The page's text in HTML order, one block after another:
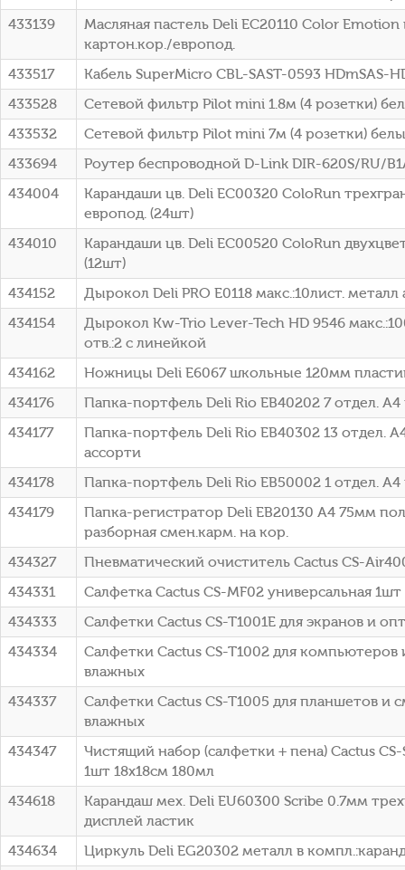
433139
Масляная пастель Deli EC20110 Color
картон.кор./европод.
433517
Кабель SuperMicro CBL-SAST-0593 HDmSAS-
433528
Сетевой фильтр Pilot mini 1.8м (4 розетки)
433532
Сетевой фильтр Pilot mini 7м (4 розетки)
433694
Роутер беспроводной D-Link DIR-620S/RU/
434004
Карандаши цв. Deli EC00320 ColoRun
европод. (24шт)
434010
Карандаши цв. Deli EC00520 ColoRun
(12шт)
434152
Дырокол Deli PRO E0118 макс.:10лист.
434154
Дырокол Kw-Trio Lever-Tech HD 9546
отв.:2 с линейкой
434162
Ножницы Deli E6067 школьные 120мм
434176
Папка-портфель Deli Rio EB40202 7 отдел.
434177
Папка-портфель Deli Rio EB40302 13 отдел.
ассорти
434178
Папка-портфель Deli Rio EB50002 1 отдел.
434179
Папка-регистратор Deli EB20130 A4 75мм
разборная смен.карм. на кор.
434327
Пневматический очиститель Cactus CS-
434331
Салфетка Cactus CS-MF02 универсальная
434333
Салфетки Cactus CS-T1001E для экранов и
434334
Салфетки Cactus CS-T1002 для компьютеров
влажных
434337
Салфетки Cactus CS-T1005 для планшетов и
влажных
434347
Чистящий набор (салфетки + пена) Cactus
1шт 18x18см 180мл
434618
Карандаш мех. Deli EU60300 Scribe 0.7мм
дисплей ластик
434634
Циркуль Deli EG20302 металл в